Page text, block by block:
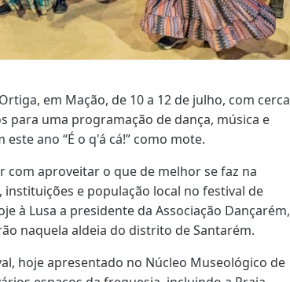
em Mação, de 10 a 12 de julho, com cerca
para uma programação de dança, música e
ano “É o q'á cá!” como mote.
com aproveitar o que de melhor se faz na
instituições e população local no festival de
à Lusa a presidente da Associação Dançarém,
naquela aldeia do distrito de Santarém.
hoje apresentado no Núcleo Museológico de